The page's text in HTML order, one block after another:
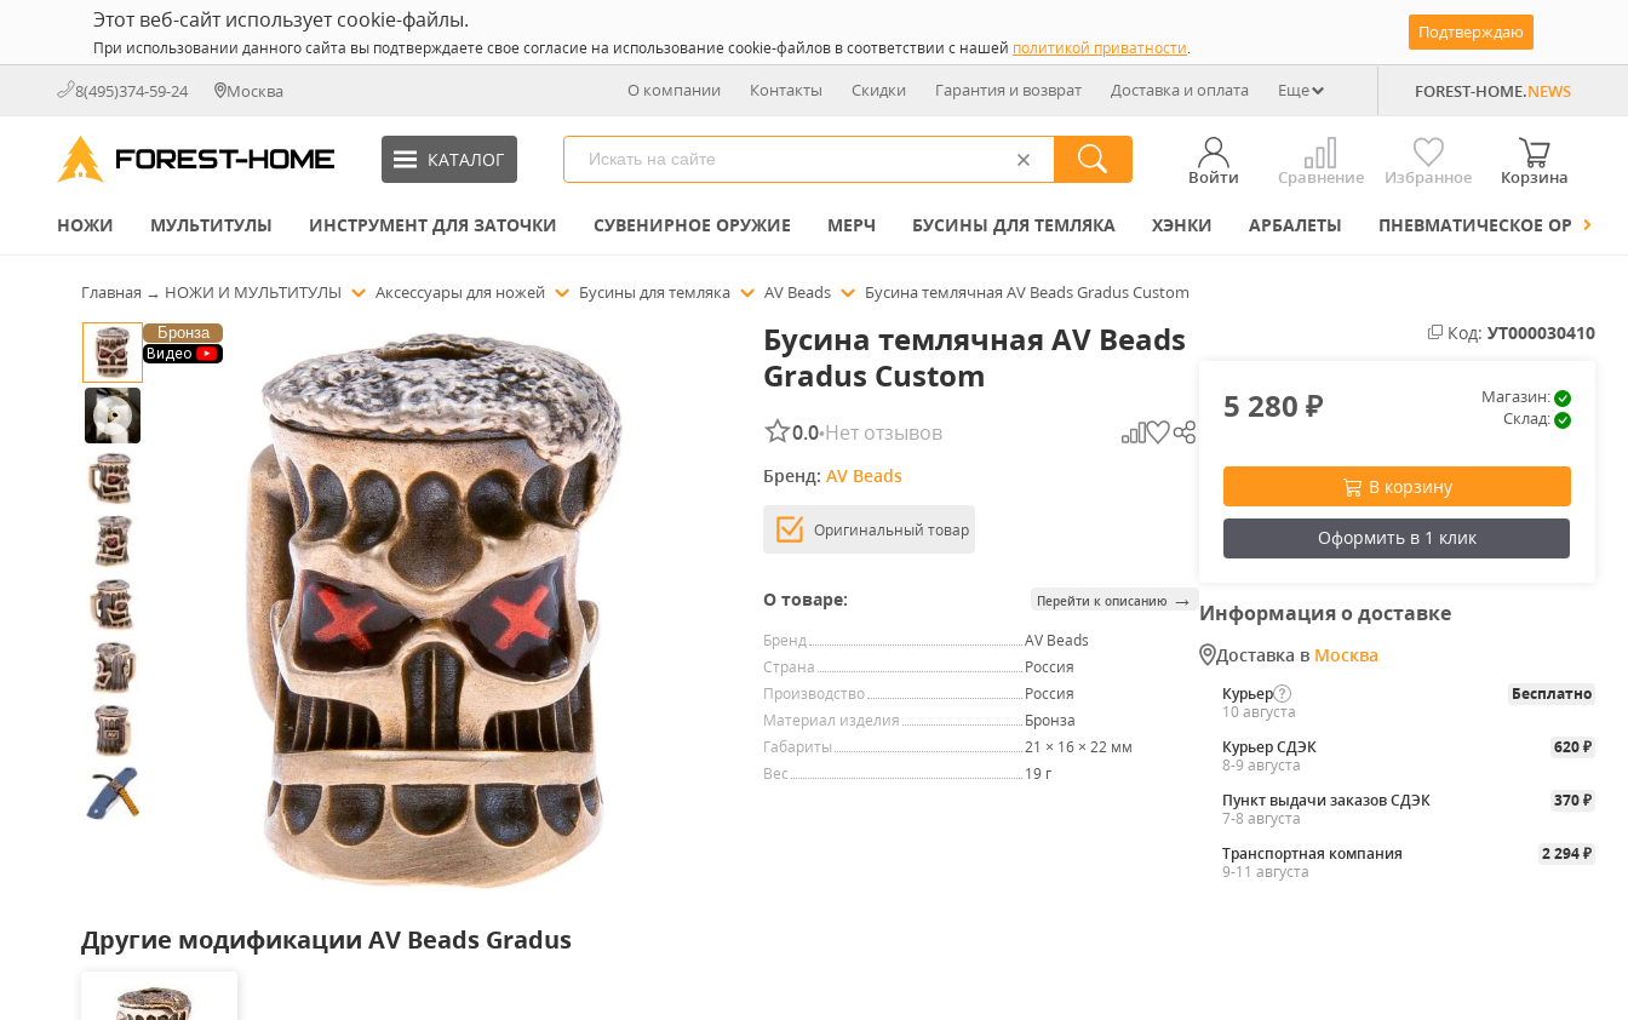
Этот веб-сайт использует cookie-файлы.
При использовании данного сайта вы подтверждаете свое согласие на использование cookie-файлов в соответствии с нашей политикой приватности.
Подтверждаю
8(495)374-59-24 Москва О компании Контакты Скидки Гарантия и возврат Доставка и оплата Еще FOREST-HOME.NEWS
КАТАЛОГ
Войти Сравнение Избранное Корзина
НОЖИ МУЛЬТИТУЛЫ ИНСТРУМЕНТ ДЛЯ ЗАТОЧКИ СУВЕНИРНОЕ ОРУЖИЕ МЕРЧ БУСИНЫ ДЛЯ ТЕМЛЯКА ХЭНКИ АРБАЛЕТЫ ПНЕВМАТИЧЕСКОЕ ОРУЖИЕ
Главная → НОЖИ И МУЛЬТИТУЛЫ Аксессуары для ножей Бусины для темляка AV Beads Бусина темлячная AV Beads Gradus Custom
Бронза
Видео
Другие модификации AV Beads Gradus
Бусина темлячная AV Beads
Gradus Custom
0.0•Нет отзывов
Бренд: AV Beads
Оригинальный товар
О товаре: Перейти к описанию →
Бренд
AV Beads
Страна
Россия
Производство
Россия
Материал изделия
Бронза
Габариты
21 × 16 × 22 мм
Вес
19 г
Код: УТ000030410
5 280₽
Магазин:
Склад:
В корзину
Оформить в 1 клик
Информация о доставке
Доставка в Москва
Курьер
Бесплатно
10 августа
Курьер СДЭК
620 ₽
8-9 августа
Пункт выдачи заказов СДЭК
370 ₽
7-8 августа
Транспортная компания
2 294 ₽
9-11 августа